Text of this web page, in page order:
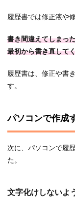
履歴書では修正液や
書き間違えてしまっ
最初から書き直して
履歴書は、修正や書
す。
パソコンで作成
次に、パソコンで履
た。
文字化けしないよ